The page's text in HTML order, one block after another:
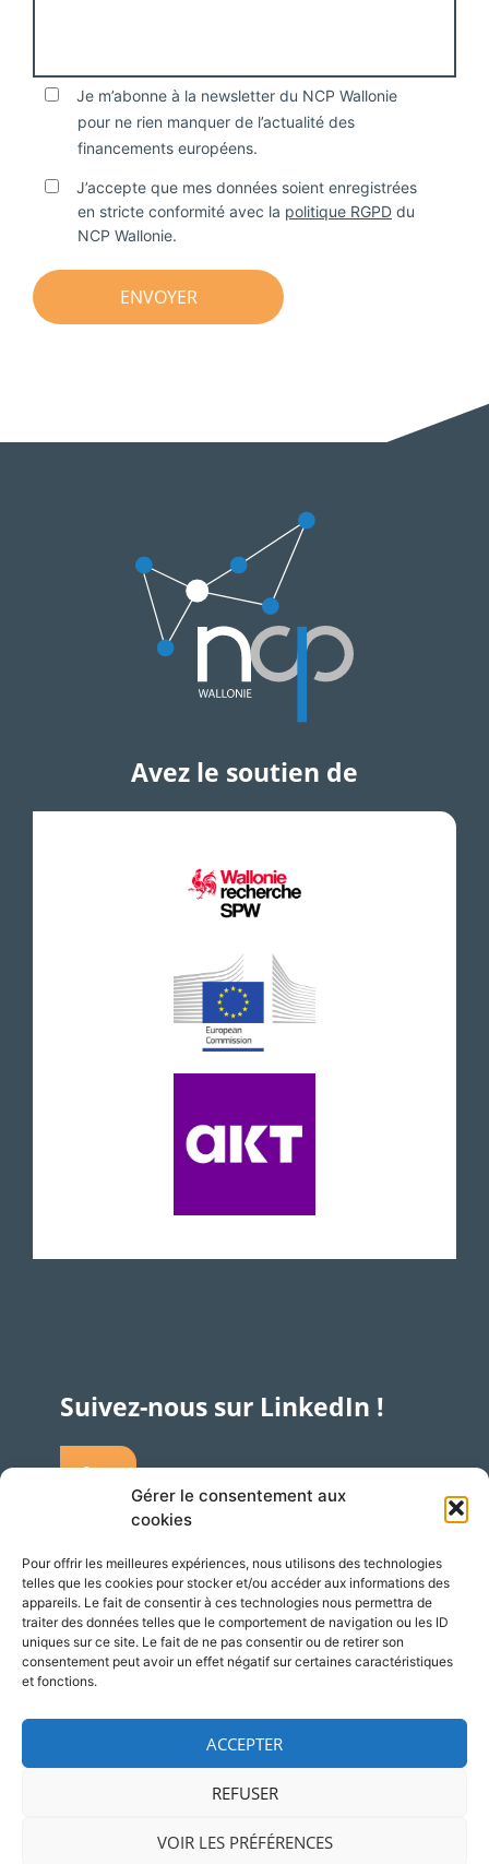
Gérer le consentement aux
cookies
Pour offrir les meilleures expériences, nous utilisons des technologies
telles que les cookies pour stocker et/ou accéder aux informations des
appareils. Le fait de consentir à ces technologies nous permettra de
traiter des données telles que le comportement de navigation ou les ID
uniques sur ce site. Le fait de ne pas consentir ou de retirer son
consentement peut avoir un effet négatif sur certaines caractéristiques
et fonctions.
ACCEPTER
REFUSER
VOIR LES PRÉFÉRENCES
Je m’abonne à la newsletter du NCP Wallonie
pour ne rien manquer de l’actualité des
financements européens.
J’accepte que mes données soient enregistrées
en stricte conformité avec la politique RGPD du
NCP Wallonie.
Avez le soutien de
Suivez-nous sur LinkedIn !
Adresse
Accès
Silversquare – Courbevoie 13
1348 Louvain-la-Neuve